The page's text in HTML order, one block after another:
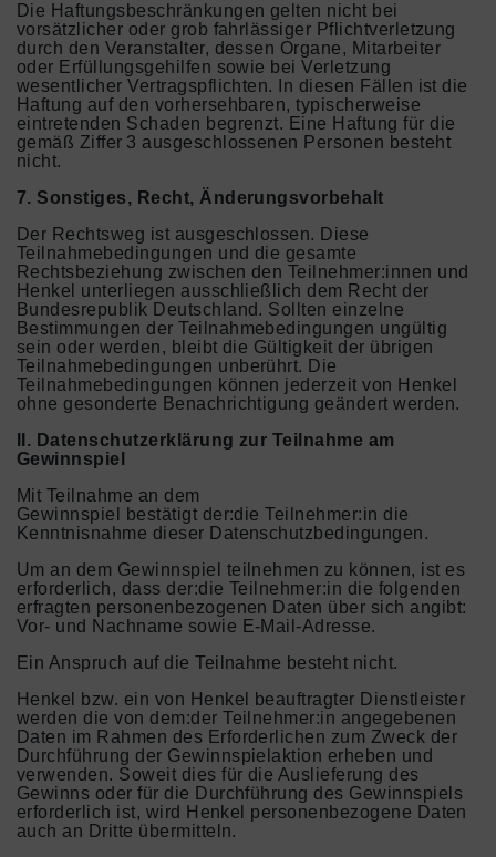
Die Haftungsbeschränkungen gelten nicht bei
vorsätzlicher oder grob fahrlässiger Pflichtverletzung
durch den Veranstalter, dessen Organe, Mitarbeiter
oder Erfüllungsgehilfen sowie bei Verletzung
wesentlicher Vertragspflichten. In diesen Fällen ist die
Haftung auf den vorhersehbaren, typischerweise
eintretenden Schaden begrenzt. Eine Haftung für die
gemäß Ziffer 3 ausgeschlossenen Personen besteht
nicht.
7. Sonstiges, Recht, Änderungsvorbehalt
Der Rechtsweg ist ausgeschlossen. Diese
Teilnahmebedingungen und die gesamte
Rechtsbeziehung zwischen den Teilnehmer:innen und
Henkel unterliegen ausschließlich dem Recht der
Bundesrepublik Deutschland. Sollten einzelne
Bestimmungen der Teilnahmebedingungen ungültig
sein oder werden, bleibt die Gültigkeit der übrigen
Teilnahmebedingungen unberührt. Die
Teilnahmebedingungen können jederzeit von Henkel
ohne gesonderte Benachrichtigung geändert werden.
II. Datenschutzerklärung zur Teilnahme am
Gewinnspiel
Mit Teilnahme an dem
Gewinnspiel bestätigt der:die Teilnehmer:in die
Kenntnisnahme dieser Datenschutzbedingungen.
Um an dem Gewinnspiel teilnehmen zu können, ist es
erforderlich, dass der:die Teilnehmer:in die folgenden
erfragten personenbezogenen Daten über sich angibt:
Vor- und Nachname sowie E-Mail-Adresse.
Ein Anspruch auf die Teilnahme besteht nicht.
Henkel bzw. ein von Henkel beauftragter Dienstleister
werden die von dem:der Teilnehmer:in angegebenen
Daten im Rahmen des Erforderlichen zum Zweck der
Durchführung der Gewinnspielaktion erheben und
verwenden. Soweit dies für die Auslieferung des
Gewinns oder für die Durchführung des Gewinnspiels
erforderlich ist, wird Henkel personenbezogene Daten
auch an Dritte übermitteln.